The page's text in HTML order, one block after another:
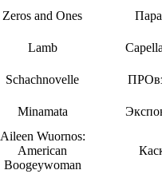
Zeros and Ones
Lamb
Schachnovelle
Minamata
Aileen Wuornos:
American
Boogeywoman